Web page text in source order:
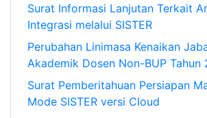
Surat Informasi Lanjutan Terkait
Integrasi melalui SISTER
Perubahan Linimasa Kenaikan
Akademik Dosen Non-BUP Tahun
Surat Pemberitahuan Persiapan
Mode SISTER versi Cloud